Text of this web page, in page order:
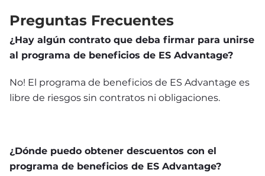
Preguntas Frecuentes
¿Hay algún contrato que deba firmar para unirse
al programa de beneficios de ES Advantage?
No! El programa de beneficios de ES Advantage es
libre de riesgos sin contratos ni obligaciones.
¿Dónde puedo obtener descuentos con el
programa de beneficios de ES Advantage?